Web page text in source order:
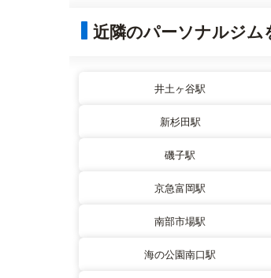
近隣のパーソナルジム
井土ヶ谷駅
新杉田駅
磯子駅
京急富岡駅
南部市場駅
海の公園南口駅